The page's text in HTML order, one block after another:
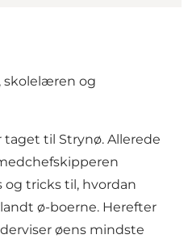
skolelæren og
til Strynø. Allerede
og tricks til, hvordan
ø-boerne. Herefter
øens mindste